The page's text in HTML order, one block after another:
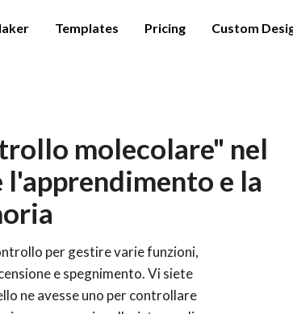
Templates Pricing Custom
molecolare" nel
e la
per gestire varie funzioni,
e spegnimento. Vi siete
ne avesse uno per controllare